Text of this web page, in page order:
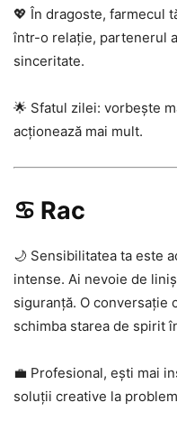
💖 În dragoste, farmecul
într-o relație, partenerul
sinceritate.
🌟 Sfatul zilei: vorbește
acționează mai mult.
♋ Rac
🌙 Sensibilitatea ta este
intense. Ai nevoie de
siguranță. O conversație
schimba starea de spirit
💼 Profesional, ești mai
soluții creative la